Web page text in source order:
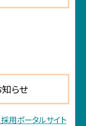
らせ
用ポータルサイト